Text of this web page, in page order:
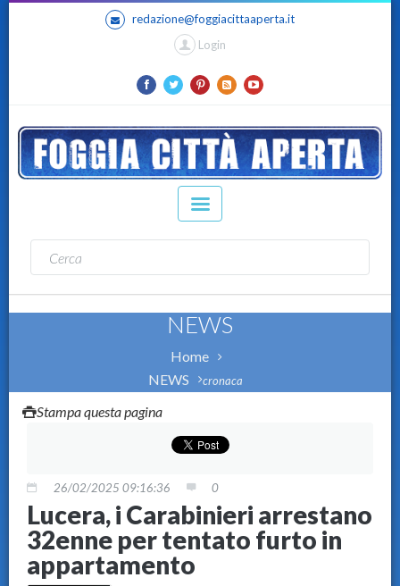
redazione@foggiacittaaperta.it
Login
NEWS
Home
NEWS
cronaca
Stampa questa pagina
26/02/2025 09:16:36 0
Lucera, i Carabinieri arrestano
32enne per tentato furto in
appartamento